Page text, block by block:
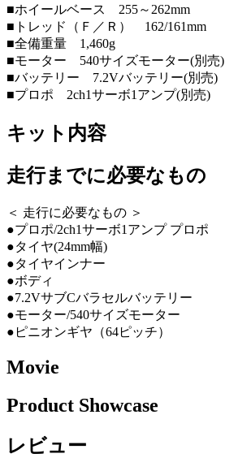
■ホイールベース 255～262mm
■トレッド（Ｆ／Ｒ） 162/161mm
■全備重量 1,460g
■モーター 540サイズモーター(別売)
■バッテリー 7.2Vバッテリー(別売)
■プロポ 2ch1サーボ1アンプ(別売)
キット内容
走行までに必要なもの
＜ 走行に必要なもの ＞
●プロポ/2ch1サーボ1アンプ プロポ
●タイヤ(24mm幅)
●タイヤインナー
●ボディ
●7.2VサブCバラセルバッテリー
●モーター/540サイズモーター
●ピニオンギヤ（64ピッチ）
Movie
Product Showcase
レビュー